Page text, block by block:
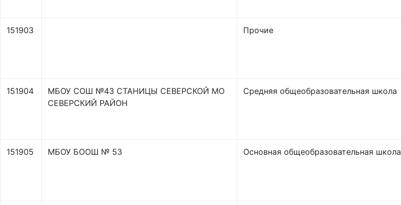
151903 Прочие
151904
МБОУ СОШ №43 СТАНИЦЫ СЕВЕРСКОЙ МО
СЕВЕРСКИЙ РАЙОН
Средняя общеобразовательная школа
151905 МБОУ БООШ № 53 Основная общеобразовательная школа